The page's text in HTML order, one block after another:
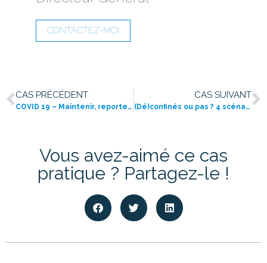
CONTACTEZ-MOI
CAS PRÉCÉDENT
COVID 19 – Maintenir, reporter ou annuler ? Partage d’expérience autour de la prise de décision
CAS SUIVANT
(Dé)confinés ou pas ? 4 scénarios pour envisager vos événements du 2ème semestre 2020
Vous avez-aimé ce cas
pratique ? Partagez-le !